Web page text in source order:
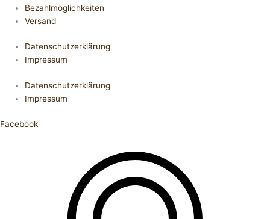
Bezahlmöglichkeiten
Versand
Datenschutzerklärung
Impressum
Datenschutzerklärung
Impressum
Facebook